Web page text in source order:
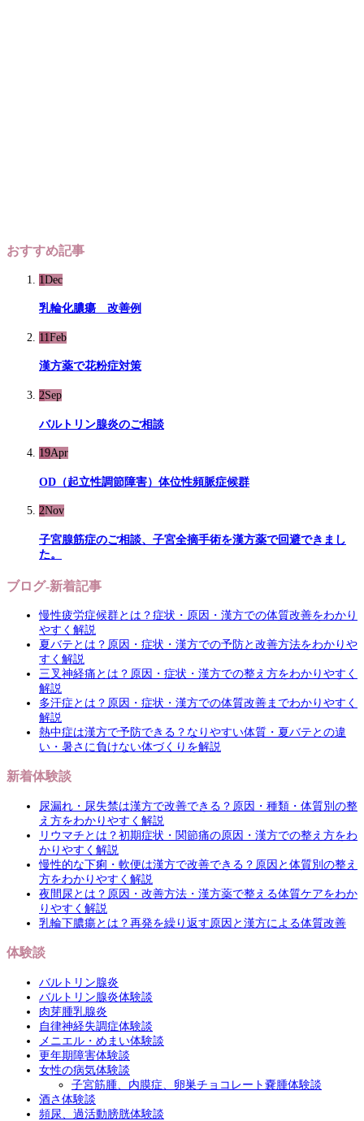
おすすめ記事
1Dec
乳輪化膿瘍 改善例
11 Feb
漢方薬で花粉症対策
2Sep
バルトリン腺炎のご相談
19Apr
OD（起立性調節障害）体位性頻脈症候群
2Nov
子宮腺筋症のご相談、子宮全摘手術を漢方薬で回避できまし
た。
ブログ-新着記事
慢性疲労症候群とは？症状・原因・漢方での体質改善をわかり
やすく解説
夏バテとは？原因・症状・漢方での予防と改善方法をわかりや
すく解説
三叉神経痛とは？原因・症状・漢方での整え方をわかりやすく
解説
多汗症とは？原因・症状・漢方での体質改善までわかりやすく
解説
熱中症は漢方で予防できる？なりやすい体質・夏バテとの違
い・暑さに負けない体づくりを解説
新着体験談
尿漏れ・尿失禁は漢方で改善できる？原因・種類・体質別の整
え方をわかりやすく解説
リウマチとは？初期症状・関節痛の原因・漢方での整え方をわ
かりやすく解説
慢性的な下痢・軟便は漢方で改善できる？原因と体質別の整え
方をわかりやすく解説
夜間尿とは？原因・改善方法・漢方薬で整える体質ケアをわか
りやすく解説
乳輪下膿瘍とは？再発を繰り返す原因と漢方による体質改善
体験談
バルトリン腺炎
バルトリン腺炎体験談
肉芽腫乳腺炎
自律神経失調症体験談
メニエル・めまい体験談
更年期障害体験談
女性の病気体験談
子宮筋腫、内膜症、卵巣チョコレート嚢腫体験談
酒さ体験談
頻尿、過活動膀胱体験談